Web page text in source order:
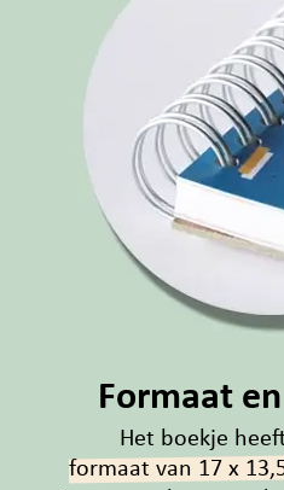
Formaat
Het boekje
formaat van 17 x